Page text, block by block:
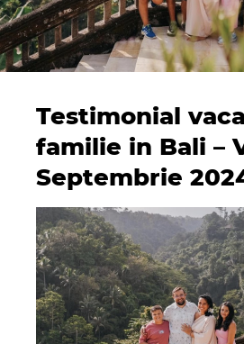
Testimonial
familie in Bali –
Septembrie